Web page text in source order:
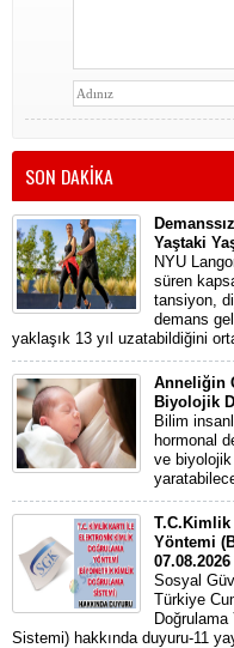
SON DAKİKA
Yaştaki
NYU
süren
tansiyon,
demans
yaklaşık 13 yıl uzatabildiğini
Anneliğin
Biyolojik
Bilim
hormonal
ve biyolojik
Yöntemi
07.08.2026
Sosyal
Türkiye
Sistemi) hakkında duyuru-11